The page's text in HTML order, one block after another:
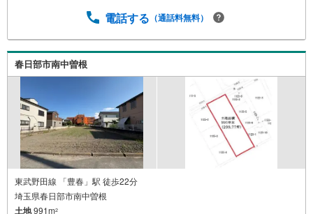
り確認できます・リモート相談は第三者による住宅ローン
で・バーチャル背景でプライバシーも安心・忙しいパート
ナーに変わって予め確認も・別々の場所から家族みんなで
参加もできます・お気軽にご相談下さい～営業時間～9:30
～18:30こちらのお時間でしたらお電話でのお問合せがスム
ーズですお気軽にお問合せください
電話する （通話料無料）
春日部市南中曽根
東武野田線 「豊春」駅 徒歩22分
埼玉県春日部市南中曽根
土地991m2